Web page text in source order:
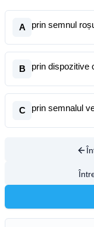
A prin semnul
B prin dispozitive
C prin semnalul